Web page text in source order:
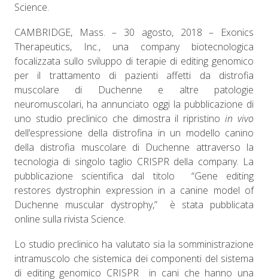
Science.
CAMBRIDGE, Mass. – 30 agosto, 2018 – Exonics
Therapeutics, Inc., una company biotecnologica
focalizzata sullo sviluppo di terapie di editing genomico
per il trattamento di pazienti affetti da distrofia
muscolare di Duchenne e altre patologie
neuromuscolari, ha annunciato oggi la pubblicazione di
uno studio preclinico che dimostra il ripristinoin vivo
dell’espressione della distrofina in un modello canino
della distrofia muscolare di Duchenne attraverso la
tecnologia di singolo taglio CRISPR della company. La
pubblicazione scientifica dal titolo
“Gene editing
restores dystrophin expression in a canine model of
Duchenne muscular dystrophy,”
è stata pubblicata
online sulla rivista Science.
Lo studio preclinico ha valutato sia la somministrazione
intramuscolo che sistemica dei componenti del sistema
di editing genomico CRISPR
in cani che hanno una